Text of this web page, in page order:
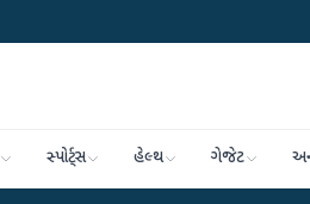
સ્પોર્ટ્સ હેલ્થ ગેજેટ